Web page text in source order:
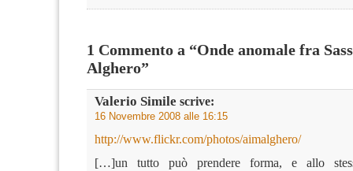
1 Commento a “Onde anomale fra
Alghero”
Valerio Simile scrive:
16 Novembre 2008 alle 16:15
http://www.flickr.com/photos/aimalghero/
[…]un tutto può prendere forma, e allo